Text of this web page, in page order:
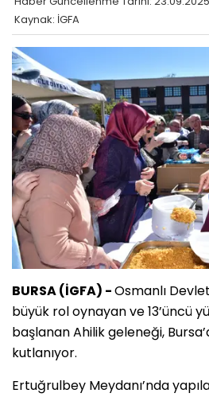
Kaynak: İGFA
BURSA (İGFA) -Osmanlı
büyük rol oynayan ve 13’üncü
başlanan Ahilik geleneği,
kutlanıyor.
Ertuğrulbey Meydanı’nda